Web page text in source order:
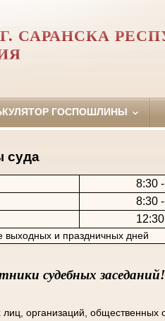
САРАНСКА
ГОСПОШЛИНЫ
суда
8:30
8:30
и праздничных дней
судебных заседаний!
организаций, общественных